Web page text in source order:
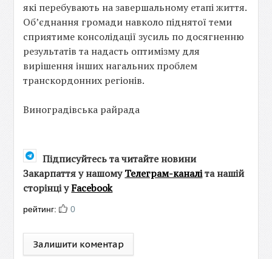
які перебувають на завершальному етапі життя.
Об’єднання громади навколо піднятої теми
сприятиме консолідації зусиль по досягненню
результатів та надасть оптимізму для
вирішення інших нагальних проблем
транскордонних регіонів.
Виноградівська райрада
Підписуйтесь та читайте новини
Закарпаття у нашомуТелеграм-каналіта нашій
сторінці уFacebook
рейтинг: 0
Залишити коментар